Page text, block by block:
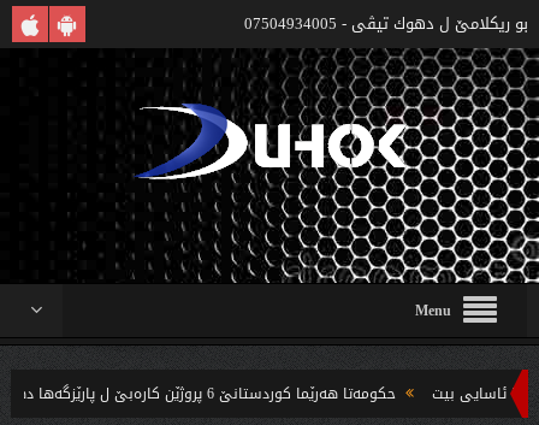
بو ريكلامێ ل دهوك تیڤی - 07504934005
Menu
حکومەتا هەرێما کوردستانێ 6 پروژێن کارەبێ ل پارێزگەها دهوکێ هنارتنه‌ قوناغا بجهئینانێ